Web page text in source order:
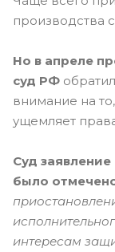
производства
Но в апреле
суд РФ
внимание на
ущемляет
Суд
было
интересам